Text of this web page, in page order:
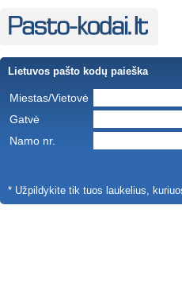
Lietuvos pašto kodų paieška
Miestas/Vietovė
Gatvė
Namo nr.
* Užpildykite tik tuos laukelius,